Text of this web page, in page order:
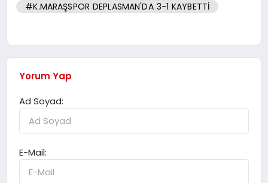
#K.MARAŞSPOR DEPLASMAN'DA 3-1 KAYBETTİ
Yorum Yap
Ad Soyad:
E-Mail: